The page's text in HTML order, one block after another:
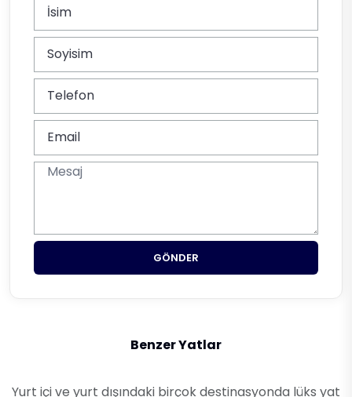
GÖNDER
Benzer Yatlar
Yurt içi ve yurt dışındaki birçok destinasyonda lüks yat